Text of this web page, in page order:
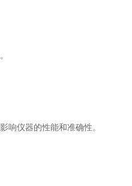
仪器的性能和准确性。